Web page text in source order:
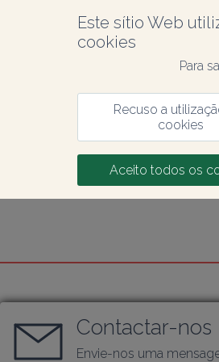
Este sítio Web
cookies
Para
Recuso a
cookies
Aceito todos os
Contactar-nos
Envie-nos uma